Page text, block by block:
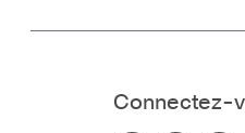
Connectez-